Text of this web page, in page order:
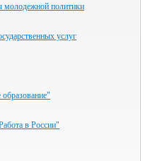
политики
услуг
в России"